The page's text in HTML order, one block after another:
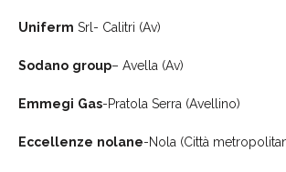
Uniferm Srl- Calitri (Av)
Sodano group– Avella (Av)
Emmegi Gas-Pratola Serra (Avellino)
Eccellenze nolane-Nola (Città